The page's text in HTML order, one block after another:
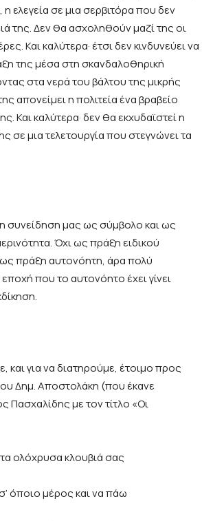
ελεγεία σε μια σερβιτόρα που δεν
της. Δεν θα ασχοληθούν μαζί της οι
Και καλύτερα· έτσι δεν κινδυνεύει να
της μέσα στη σκανδαλοθηρική
στα νερά του βάλτου της μικρής
απονείμει η πολιτεία ένα βραβείο
Και καλύτερα· δεν θα εκχυδαϊστεί η
σε μια τελετουργία που στεγνώνει τα
συνείδηση μας ως σύμβολο και ως
Όχι ως πράξη ειδικού
πράξη αυτονόητη, άρα πολύ
που το αυτονόητο έχει γίνει
και για να διατηρούμε, έτοιμο προς
Δημ. Αποστολάκη (που έκανε
Πασχαλίδης με τον τίτλο «Οι
ολόχρυσα κλουβιά σας
όποιο μέρος και να πάω